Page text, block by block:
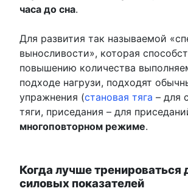
часа до сна.
Для развития так называемой
выносливости», которая
повышению количества
подходе нагрузи, подходят
упражнения (становая тяга – для
тяги, приседания – для
многоповторном режиме.
Когда лучше тренироваться
силовых показателей